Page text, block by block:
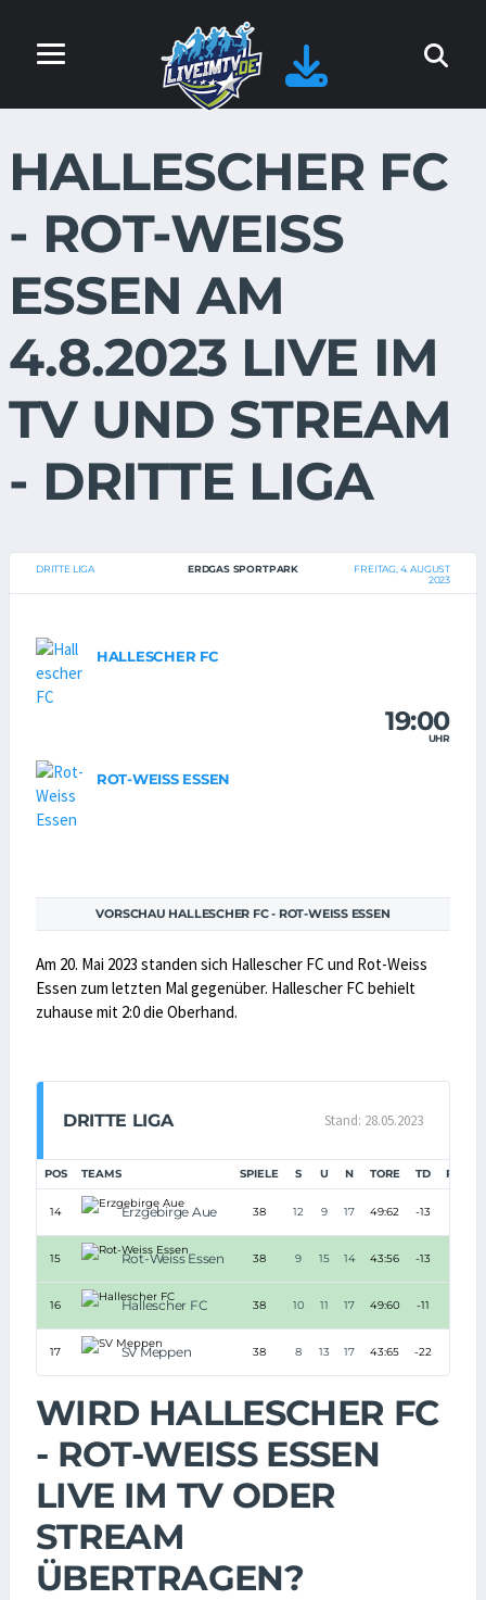
HALLESCHER FC
- ROT-WEISS
ESSEN AM
4.8.2023 LIVE IM
TV UND STREAM
- DRITTE LIGA
DRITTE LIGA ERDGAS SPORTPARK
FREITAG, 4. AUGUST
2023
HALLESCHER FC
19:00
UHR
ROT-WEISS ESSEN
VORSCHAU HALLESCHER FC - ROT-WEISS ESSEN
Am 20. Mai 2023 standen sich Hallescher FC und Rot-Weiss
Essen zum letzten Mal gegenüber. Hallescher FC behielt
zuhause mit 2:0 die Oberhand.
DRITTE LIGA Stand: 28.05.2023
POS TEAMS SPIELE S U N TORE TD
14 Erzgebirge Aue 38 12 9 17 49:62 -13
15 Rot-Weiss Essen 38 9 15 14 43:56 -13
16 Hallescher FC 38 10 11 17 49:60 -11
17 SV Meppen 38 8 13 17 43:65 -22
WIRD HALLESCHER FC
- ROT-WEISS ESSEN
LIVE IM TV ODER
STREAM
ÜBERTRAGEN?